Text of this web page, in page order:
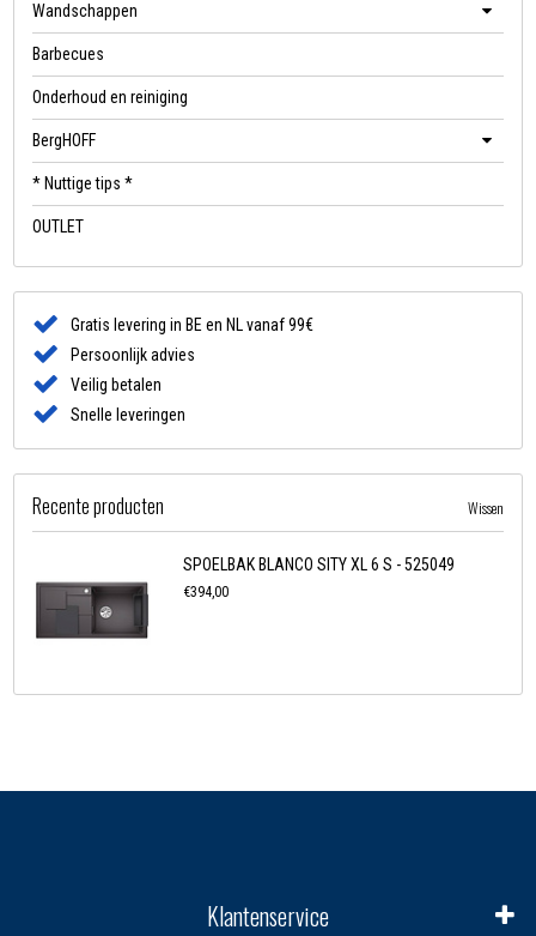
Wandschappen
Barbecues
Onderhoud en reiniging
BergHOFF
* Nuttige tips *
OUTLET
Gratis levering in BE en NL vanaf 99€
Persoonlijk advies
Veilig betalen
Snelle leveringen
Recente producten Wissen
SPOELBAK BLANCO SITY XL 6 S - 525049
€394,00
Klantenservice